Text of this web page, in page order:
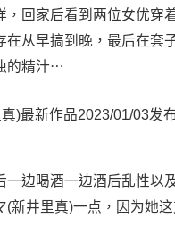
，回家后看到两位女优穿
从早搞到晚，最后在套
的精汁⋯
边喝酒一边酒后乱性以
新井里真)一点，因为她